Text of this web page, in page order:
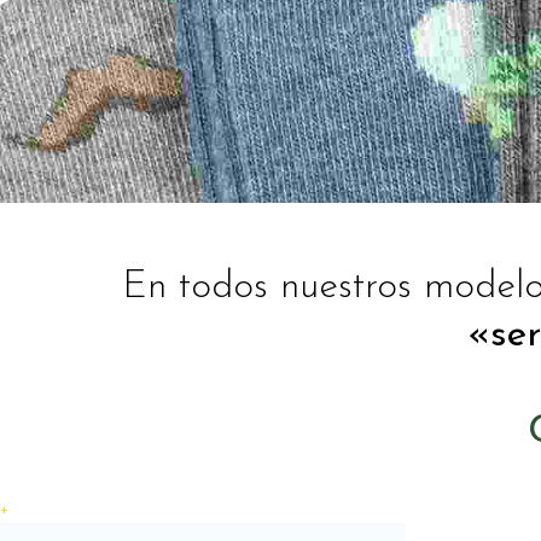
En todos nuestros
+